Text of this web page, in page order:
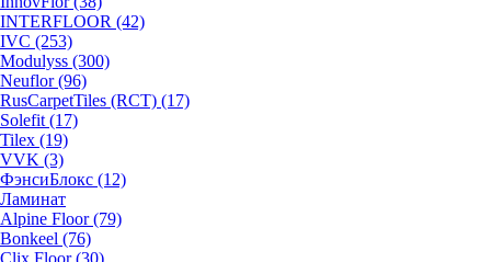
INTERFLOOR (42)
IVC (253)
Modulyss (300)
Neuflor (96)
RusCarpetTiles (RCT) (17)
Solefit (17)
Tilex (19)
VVK (3)
ФэнсиБлокс (12)
Ламинат
Alpine Floor (79)
Bonkeel (76)
Clix Floor (30)